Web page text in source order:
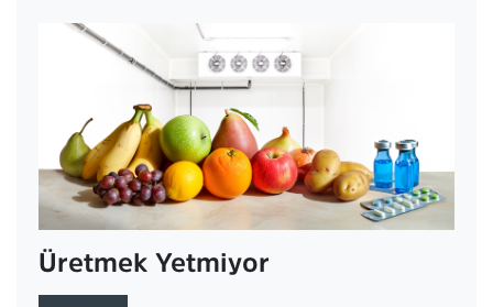
Üretmek Yetmiyor